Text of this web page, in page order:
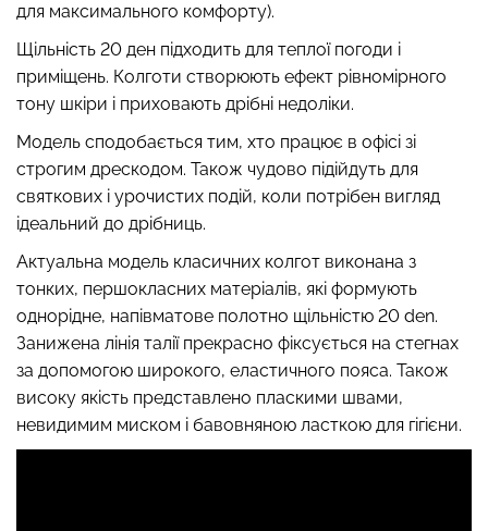
для максимального комфорту).
Щільність 20 ден підходить для теплої погоди і
приміщень. Колготи створюють ефект рівномірного
тону шкіри і приховають дрібні недоліки.
Модель сподобається тим, хто працює в офісі зі
строгим дрескодом. Також чудово підійдуть для
святкових і урочистих подій, коли потрібен вигляд
ідеальний до дрібниць.
Актуальна модель класичних колгот виконана з
тонких, першокласних матеріалів, які формують
однорідне, напівматове полотно щільністю 20 den.
Занижена лінія талії прекрасно фіксується на стегнах
за допомогою широкого, еластичного пояса. Також
високу якість представлено пласкими швами,
невидимим миском і бавовняною ласткою для гігієни.
Безшовні стрінги STRING
BRIEFS (чорний) Giulia
179 грн.299 грн.
Топ на бретелях в рубчик
Giulia
299 грн.499 грн.